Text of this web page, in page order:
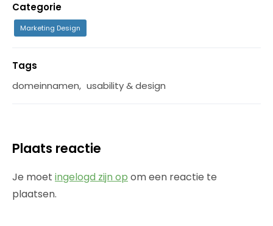
Categorie
Marketing Design
Tags
domeinnamen, usability & design
Plaats reactie
Je moet ingelogd zijn op om een reactie te
plaatsen.